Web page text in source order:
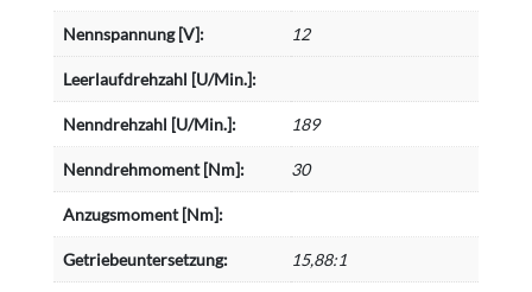
Nennspannung [V]: 12
Leerlaufdrehzahl [U/Min.]:
Nenndrehzahl [U/Min.]: 189
Nenndrehmoment [Nm]: 30
Anzugsmoment [Nm]:
Getriebeuntersetzung: 15,88:1